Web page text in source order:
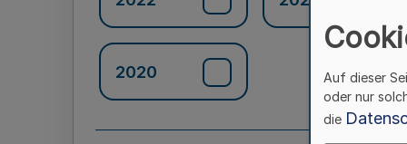
2020
Auf dieser
oder nur
die